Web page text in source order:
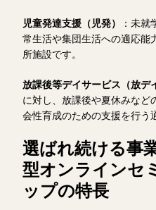
児童発達支援（児発）
：未就
常生活や集団生活への適応能
所施設です。
放課後等デイサービス（放デ
に対し、放課後や夏休みなど
会性育成のための支援を行う
選ばれ続ける事
型オンラインセ
ップの特長